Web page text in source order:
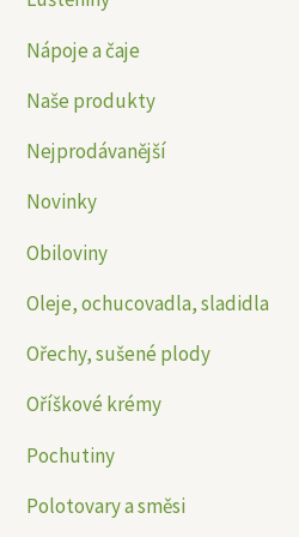
Nápoje a čaje
Naše produkty
Nejprodávanější
Novinky
Obiloviny
Oleje, ochucovadla, sladidla
Ořechy, sušené plody
Oříškové krémy
Pochutiny
Polotovary a směsi